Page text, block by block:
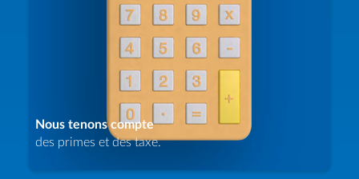
Nous tenons compte
des primes et des taxe.